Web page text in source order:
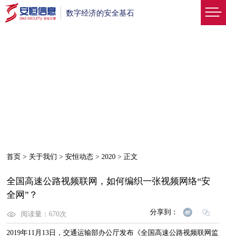
数字经济的安全基石
首页 > 关于我们 >安恒动态 >2020 > 正文
全国高速公路视频联网，如何编织一张视频网络“安
全网”？
阅读量：670次 分享到：
2019年11月13日，交通运输部办公厅发布《全国高速公路视频联网监